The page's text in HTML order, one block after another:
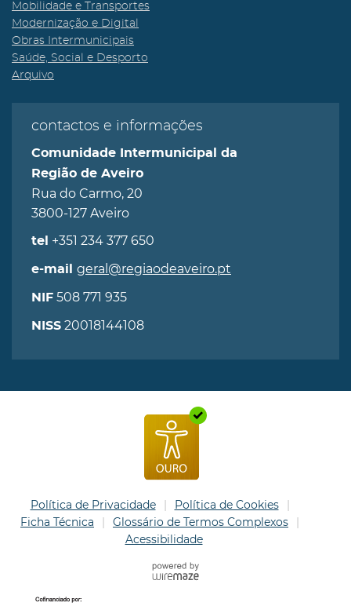
Mobilidade e Transportes
Modernização e Digital
Obras Intermunicipais
Saúde, Social e Desporto
Arquivo
contactos e informações
Comunidade Intermunicipal da
Região de Aveiro
Rua do Carmo, 20
3800-127 Aveiro
tel +351 234 377 650
e-mail geral@regiaodeaveiro.pt
NIF 508 771 935
NISS 20018144108
Política de Privacidade
Política de Cookies
Ficha Técnica
Glossário de Termos Complexos
Acessibilidade